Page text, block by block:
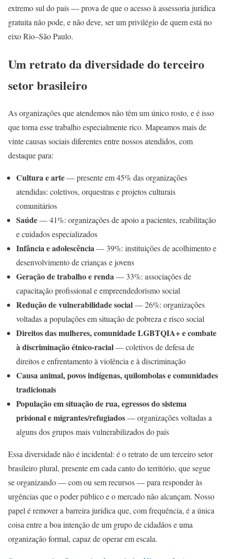
extremo sul do país — prova de que o acesso à assessoria jurídica
gratuita não pode, e não deve, ser um privilégio de quem está no
eixo Rio–São Paulo.
Um retrato da diversidade do terceiro
setor brasileiro
As organizações que atendemos não têm um único rosto, e é isso
que torna esse trabalho especialmente rico. Mapeamos mais de
vinte causas sociais diferentes entre nossos atendidos, com
destaque para:
Cultura e arte— presente em 45% das organizações
atendidas: coletivos, orquestras e projetos culturais
comunitários
Saúde— 41%: organizações de apoio a pacientes, reabilitação
e cuidados especializados
Infância e adolescência— 39%: instituições de acolhimento e
desenvolvimento de crianças e jovens
Geração de trabalho e renda— 33%: associações de
capacitação profissional e empreendedorismo social
Redução de vulnerabilidade social— 26%: organizações
voltadas a populações em situação de pobreza e risco social
Direitos das mulheres, comunidade LGBTQIA+ e combate
à discriminação étnico-racial— coletivos de defesa de
direitos e enfrentamento à violência e à discriminação
Causa animal, povos indígenas, quilombolas e comunidades
tradicionais
População em situação de rua, egressos do sistema
prisional e migrantes/refugiados— organizações voltadas a
alguns dos grupos mais vulnerabilizados do país
Essa diversidade não é incidental: é o retrato de um terceiro setor
brasileiro plural, presente em cada canto do território, que segue
se organizando — com ou sem recursos — para responder às
urgências que o poder público e o mercado não alcançam. Nosso
papel é remover a barreira jurídica que, com frequência, é a única
coisa entre a boa intenção de um grupo de cidadãos e uma
organização formal, capaz de operar em escala.